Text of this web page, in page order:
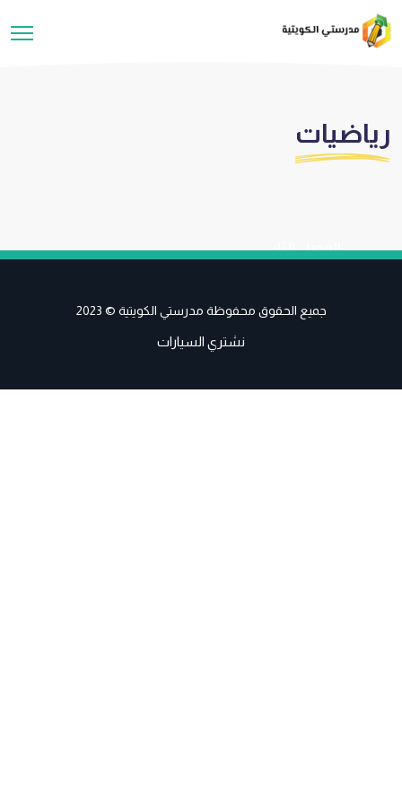
رياضيات
الفصل الثاني
جميع الحقوق محفوظة مدرستي الكويتية © 2023
نشتري السيارات